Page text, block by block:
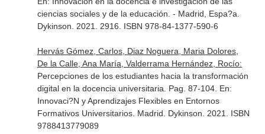
ciencias sociales y de la educación . - Madrid, Espa?a.
Dykinson. 2021. 2916. ISBN 978-84-1377-590-6
Hervás Gómez, Carlos, Diaz Noguera, Maria Dolores,
De la Calle, Ana María, Valderrama Hernández, Rocío:
Percepciones de los estudiantes hacia la transformación
digital en la docencia universitaria. Pag. 87-104. En:
Innovaci?N y Aprendizajes Flexibles en Entornos
Formativos Universitarios. Madrid. Dykinson. 2021. ISBN
9788413779089